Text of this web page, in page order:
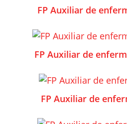
FP Auxiliar de
FP Auxiliar de
FP Auxiliar de